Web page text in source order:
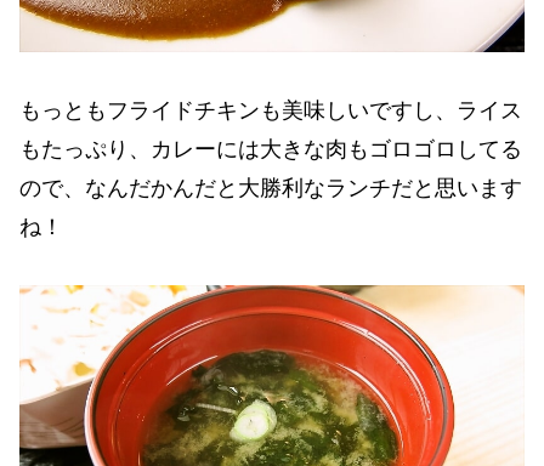
もっともフライドチキンも美味しいですし、ライス
もたっぷり、カレーには大きな肉もゴロゴロしてる
ので、なんだかんだと大勝利なランチだと思います
ね！